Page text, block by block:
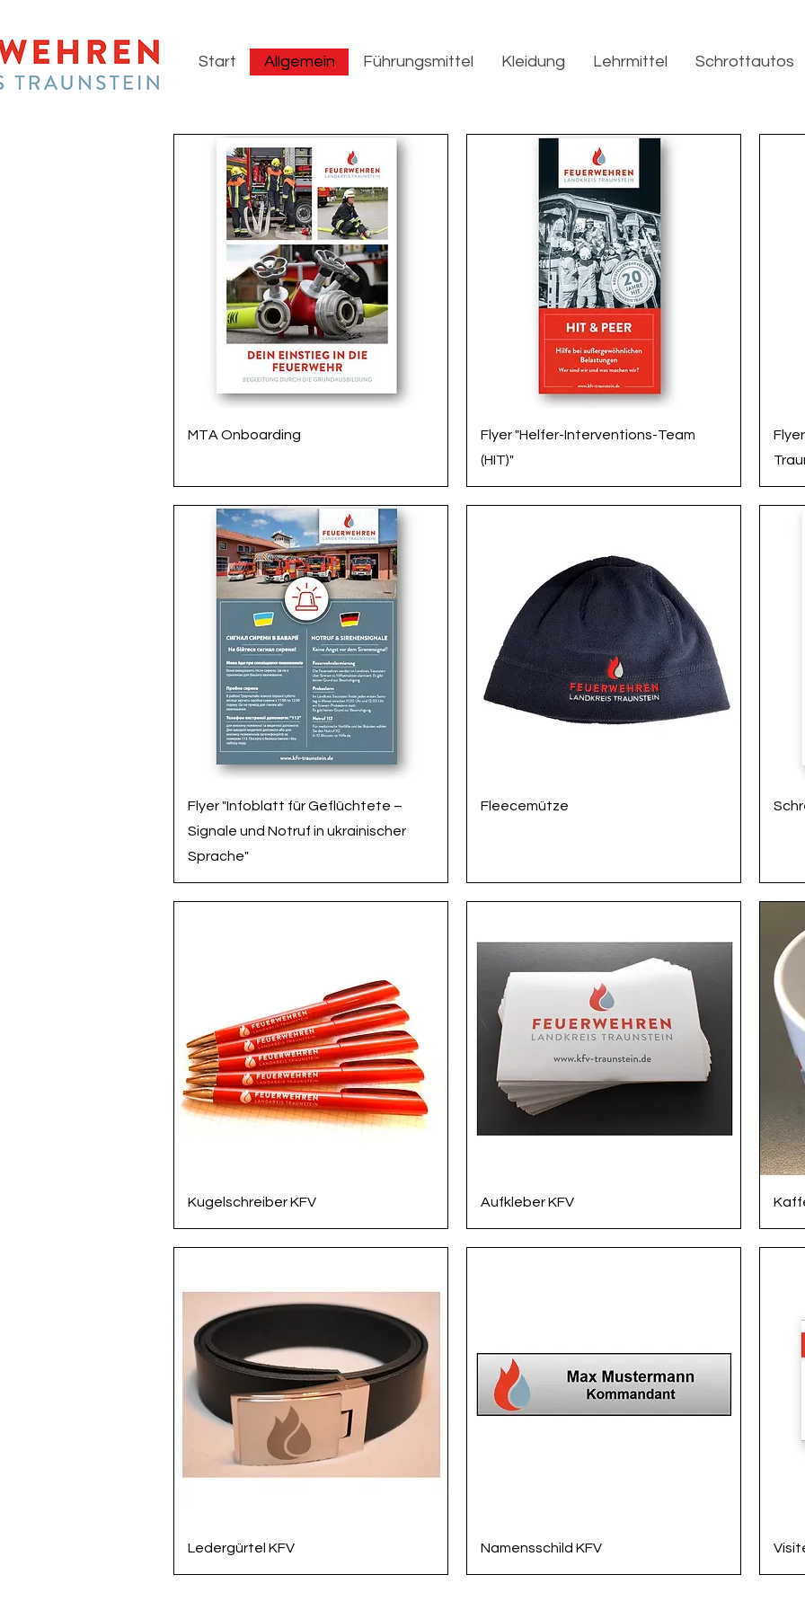
Start Allgemein Führungsmittel Kleidung Lehrmittel Schrottautos
Schnellansicht
MTA Onboarding Schnellansicht
Flyer "Helfer-Interventions-Team
(HIT)"
Schnellansicht
Flyer "Infoblatt für Geflüchtete –
Signale und Notruf in ukrainischer
Sprache"
Schnellansicht
Fleecemütze
Schnellansicht
Kugelschreiber KFV Schnellansicht
Aufkleber KFV
Schnellansicht
Ledergürtel KFV Schnellansicht
Namensschild KFV